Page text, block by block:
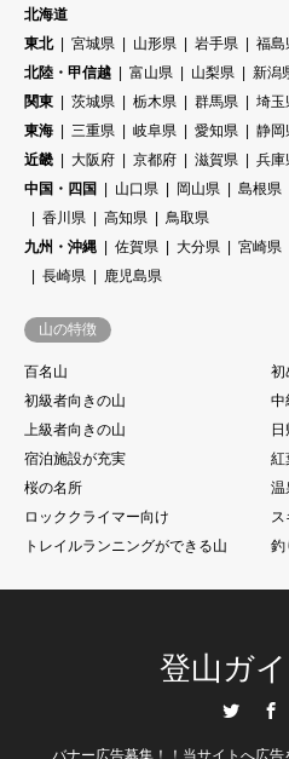
北海道
東北
宮城県 山形県 岩手県 福島
北陸・甲信越
富山県 山梨県 新潟
関東
茨城県 栃木県 群馬県 埼玉
東海
三重県 岐阜県 愛知県
静岡
近畿
大阪府 京都府 滋賀県 兵庫
中国・四国
山口県 岡山県 島根県
香川県
高知県
鳥取県
九州・沖縄
佐賀県 大分県 宮崎県
長崎県
鹿児島県
山の特徴
百名山
初
初級者向きの山
中
上級者向きの山
宿泊施設が充実
紅
桜の名所
温
ロッククライマー向け
ス
トレイルランニングができる山
釣
登山ガ
バナー広告募集！！当サイトへ広告